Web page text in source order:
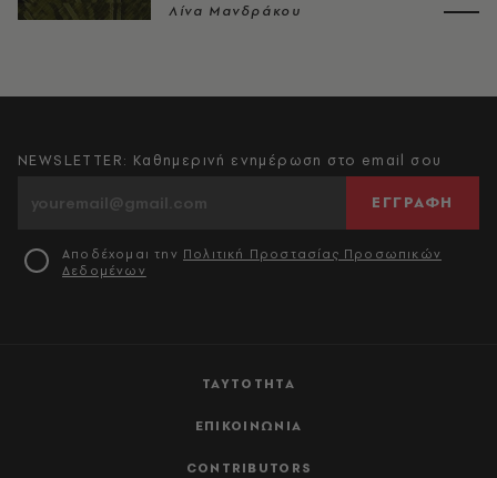
Λίνα Μανδράκου
ΤΑΥΤΟΤΗΤΑ
ΕΠΙΚΟΙΝΩΝΙΑ
CONTRIBUTORS
NEWSLETTER: Καθημερινή ενημέρωση στο email σου
ΕΓΓΡΑΦΗ
Αποδέχομαι την Πολιτική Προστασίας Προσωπικών
Δεδομένων